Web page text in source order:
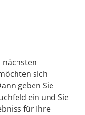
nächsten
sich
geben Sie
ein und Sie
für Ihre